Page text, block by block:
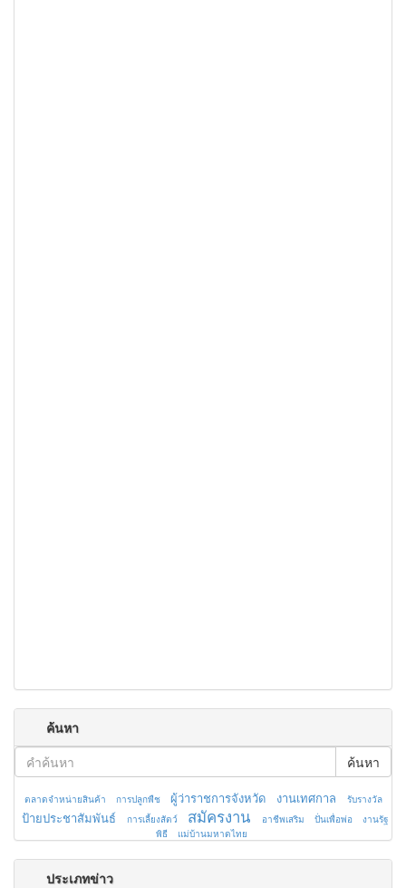
ค้นหา
ค้นหา
ตลาดจำหน่ายสินค้า การปลูกพืช ผู้ว่าราชการจังหวัด งานเทศกาล รับรางวัล
ป้ายประชาสัมพันธ์ การเลี้ยงสัตว์ สมัครงาน อาชีพเสริม ปั่นเพื่อพ่อ
งานรัฐ
พิธี
แม่บ้านมหาดไทย
ประเภทข่าว